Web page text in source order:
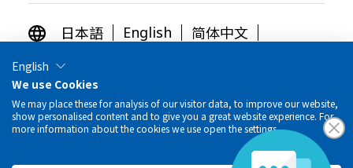
日本語 English
简体中文
繁体中文
OTHER LANGUAGES
© Toyota Commemorative Museum of Industry
English
We use Cookies
We may place these for analysis of our visitor data, to improve our website,
show personalised content and to give you a great website experience. For
more information about the cookies we use open the settings.